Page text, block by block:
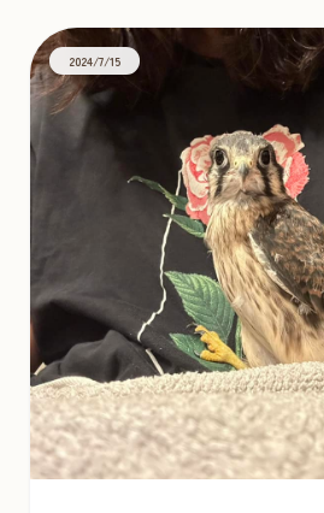
2024/7/15